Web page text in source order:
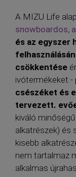
A MIZU Life
snowboardos,
és az egyszer
csökkentése
ivótermékeket -
csészéket és
tervezett.
kiváló
alkatrészek) és
kisebb
nem tartalmaz
alkalmas